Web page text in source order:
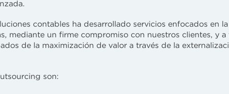
contables ha desarrollado servicios enfocados en
mediante un firme compromiso con nuestros clientes, y a
de la maximización de valor a través de la
son: